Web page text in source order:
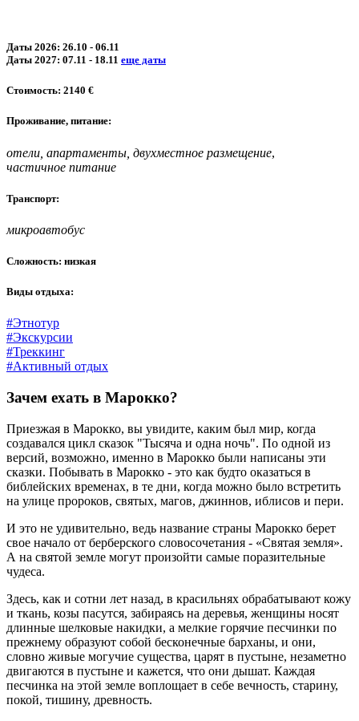
Даты 2026: 26.10 - 06.11
Даты 2027: 07.11 - 18.11 еще даты
Стоимость: 2140 €
Проживание, питание:
отели, апартаменты, двухместное размещение,
частичное питание
Транспорт:
микроавтобус
Сложность: низкая
Виды отдыха:
#Этнотур
#Экскурсии
#Треккинг
#Активный отдых
Зачем ехать в Марокко?
Приезжая в Марокко, вы увидите, каким был мир, когда
создавался цикл сказок "Тысяча и одна ночь". По одной из
версий, возможно, именно в Марокко были написаны эти
сказки. Побывать в Марокко - это как будто оказаться в
библейских временах, в те дни, когда можно было встретить
на улице пророков, святых, магов, джиннов, иблисов и пери.
И это не удивительно, ведь название страны Марокко берет
свое начало от берберского словосочетания - «Святая земля».
А на святой земле могут произойти самые поразительные
чудеса.
Здесь, как и сотни лет назад, в красильнях обрабатывают кожу
и ткань, козы пасутся, забираясь на деревья, женщины носят
длинные шелковые накидки, а мелкие горячие песчинки по
прежнему образуют собой бесконечные барханы, и они,
словно живые могучие существа, царят в пустыне, незаметно
двигаются в пустыне и кажется, что они дышат. Каждая
песчинка на этой земле воплощает в себе вечность, старину,
покой, тишину, древность.